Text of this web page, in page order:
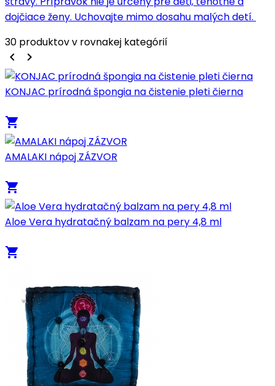
dojčiace ženy. Uchovajte mimo dosahu malých detí.
30 produktov v rovnakej kategórií
keyboard_arrow_left keyboard_arrow_right
KONJAC prírodná špongia na čistenie pleti čierna
local_grocery_store
AMALAKI nápoj ZÁZVOR
local_grocery_store
Aloe Vera hydratačný balzam na pery 4,8 ml
local_grocery_store